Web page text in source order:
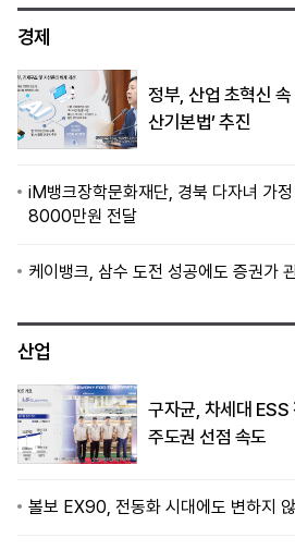
경제
정부, 산업 초혁신
산기본법’ 추진
iM뱅크장학문화재단, 경북 다자녀 가
8000만원 전달
케이뱅크, 삼수 도전 성공에도 증권가
산업
구자균, 차세대 ESS
주도권 선점 속도
볼보 EX90, 전동화 시대에도 변하지 않